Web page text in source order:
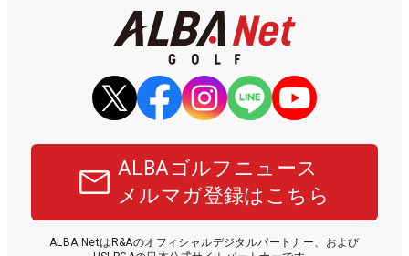
ALBAゴルフニュース
メルマガ登録はこちら
ALBA NetはR&Aのオフィシャルデジタルパートナー、および